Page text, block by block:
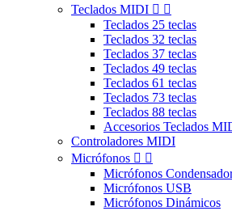
Teclados MIDI  
Teclados 25 teclas
Teclados 32 teclas
Teclados 37 teclas
Teclados 49 teclas
Teclados 61 teclas
Teclados 73 teclas
Teclados 88 teclas
Accesorios Teclados
Controladores MIDI
Micrófonos  
Micrófonos
Micrófonos USB
Micrófonos Dinámicos